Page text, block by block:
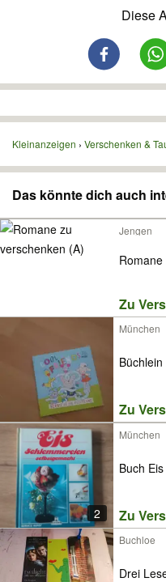
Diese
Kleinanzeigen Verschenken &
Das könnte dich auch
Jengen
Zu
München
Zu
2
München
Buch
Zu
Buchloe
Drei